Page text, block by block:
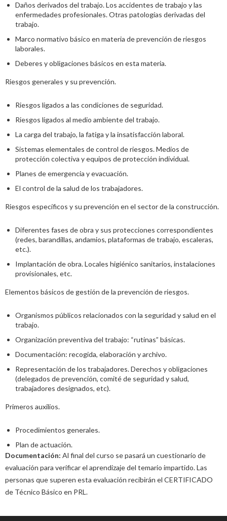
Daños derivados del trabajo. Los accidentes de trabajo y las
enfermedades profesionales. Otras patologías derivadas del
trabajo.
Marco normativo básico en materia de prevención de riesgos
laborales.
Deberes y obligaciones básicos en esta materia.
Riesgos generales y su prevención.
Riesgos ligados a las condiciones de seguridad.
Riesgos ligados al medio ambiente del trabajo.
La carga del trabajo, la fatiga y la insatisfacción laboral.
Sistemas elementales de control de riesgos. Medios de
protección colectiva y equipos de protección individual.
Planes de emergencia y evacuación.
El control de la salud de los trabajadores.
Riesgos específicos y su prevención en el sector de la construcción.
Diferentes fases de obra y sus protecciones correspondientes
(redes, barandillas, andamios, plataformas de trabajo, escaleras,
etc.).
Implantación de obra. Locales higiénico sanitarios, instalaciones
provisionales, etc.
Elementos básicos de gestión de la prevención de riesgos.
Organismos públicos relacionados con la seguridad y salud en el
trabajo.
Organización preventiva del trabajo: “rutinas” básicas.
Documentación: recogida, elaboración y archivo.
Representación de los trabajadores. Derechos y obligaciones
(delegados de prevención, comité de seguridad y salud,
trabajadores designados, etc).
Primeros auxilios.
Procedimientos generales.
Plan de actuación.
Documentación: Al final del curso se pasará un cuestionario de
evaluación para verificar el aprendizaje del temario impartido. Las
personas que superen esta evaluación recibirán el CERTIFICADO
de Técnico Básico en PRL.